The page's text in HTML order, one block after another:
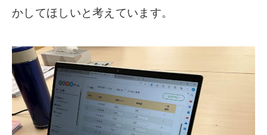
かしてほしいと考えています。